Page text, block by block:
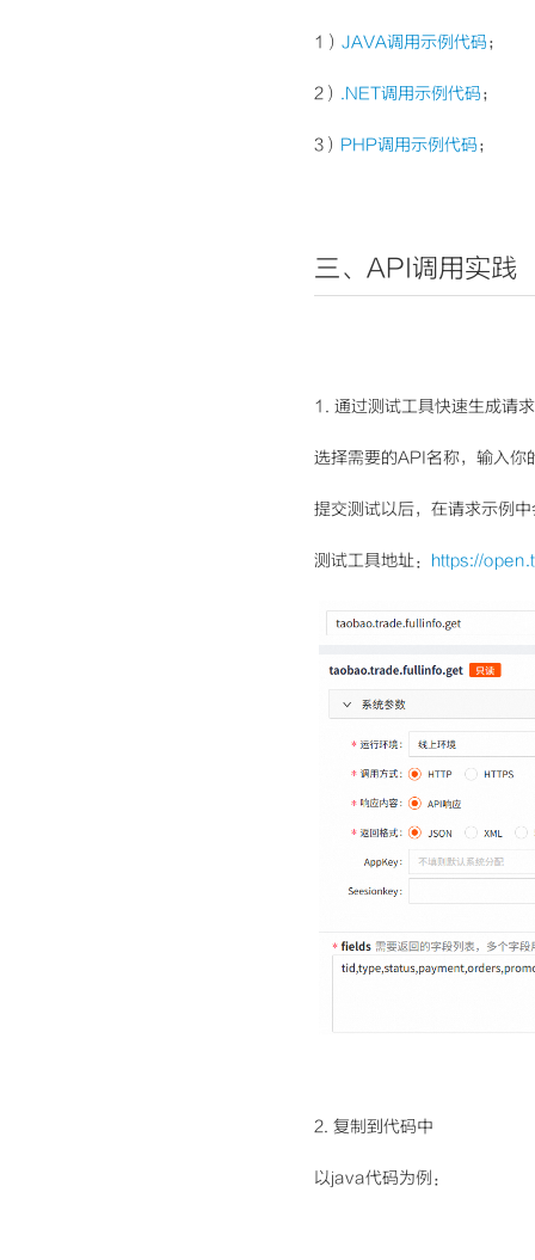
1） JAVA调用示例代码；
2） .NET调用示例代码；
3） PHP调用示例代码；
三、API调用实践
1. 通过测试工具快速生成请
选择需要的API名称，输入
提交测试以后，在请求示例
测试工具地址： https://
2. 复制到代码中
以java代码为例：